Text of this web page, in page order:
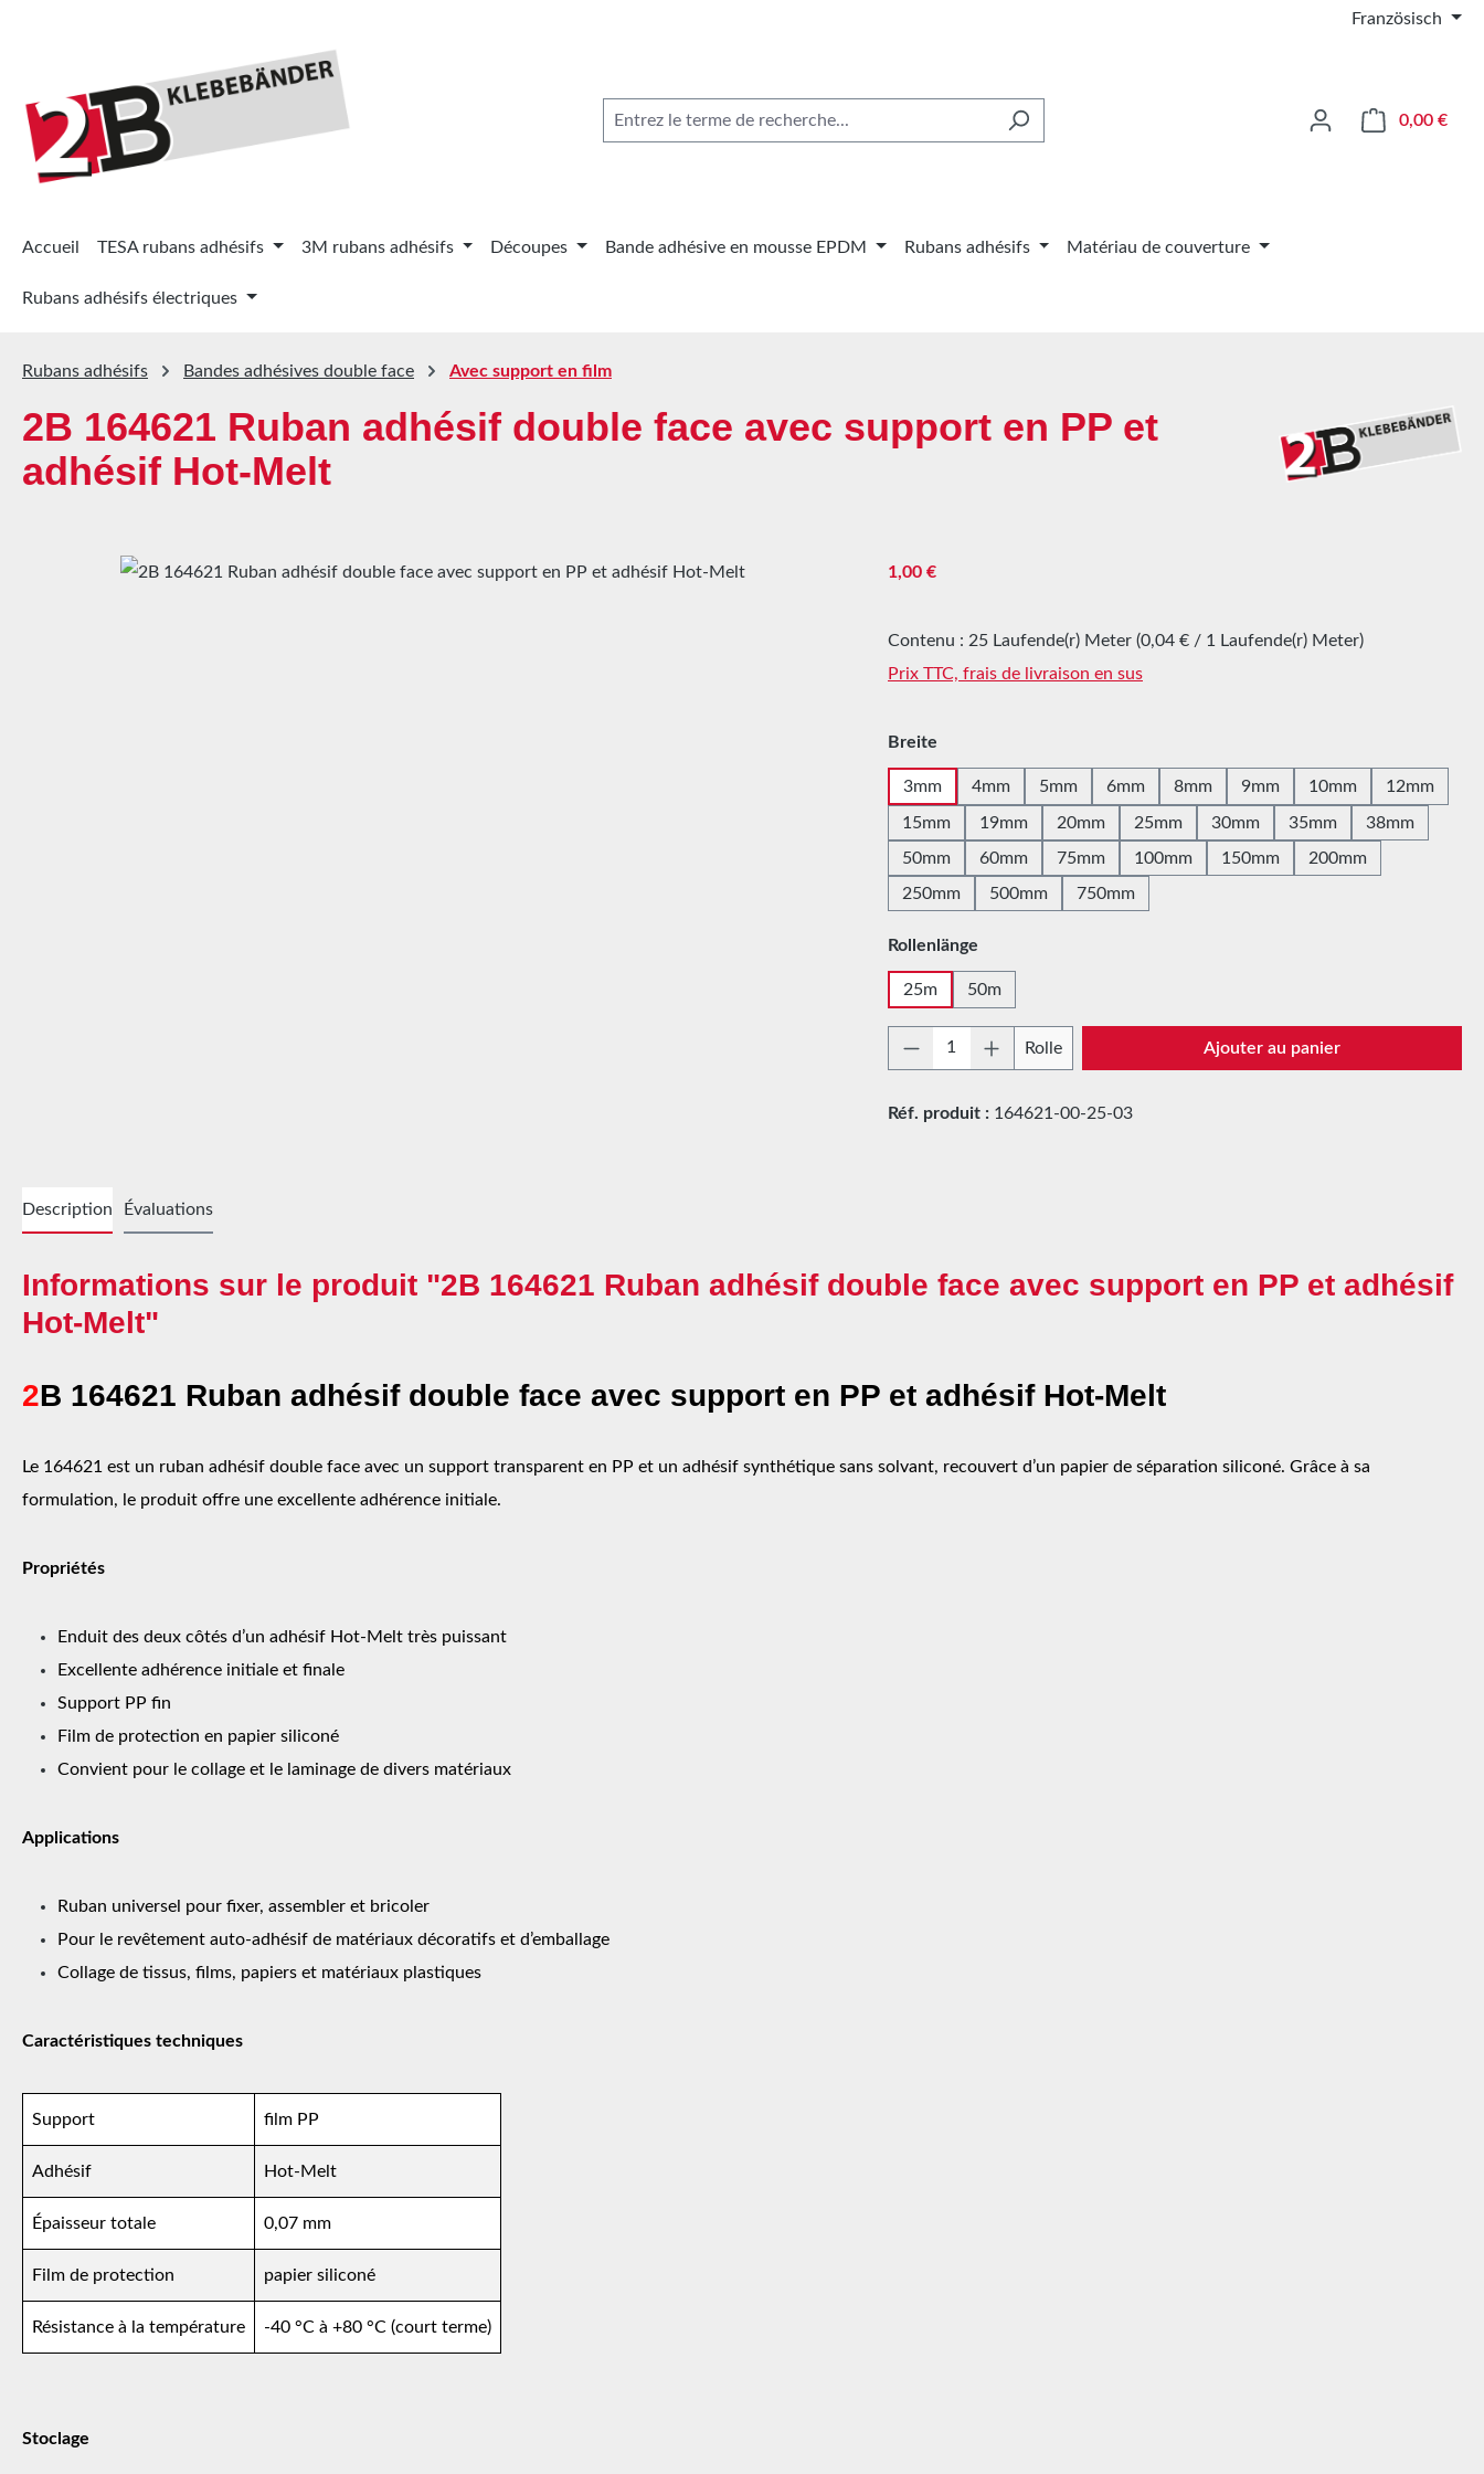
Französisch
0,00 €Le
Accueil TESA rubans adhésifs 3M rubans adhésifs Découpes Bande adhésive en mousse EPDM Rubans adhésifs Matériau de couverture
Rubans adhésifs électriques
Rubans adhésifs Bandes adhésives double face Avec support en film
2B 164621 Ruban adhésif double face avec support en PP et
adhésif Hot-Melt
Ignorer la galerie d'images Prix régulier :
1,00 €
Contenu : 25 Laufende(r) Meter (0,04 € / 1 Laufende(r) Meter)
Prix TTC, frais de livraison en sus
Sélectionnez
Breite
3mm 4mm 5mm 6mm 8mm 9mm 10mm 12mm
15mm 19mm 20mm 25mm 30mm 35mm
38mm
50mm
60mm 75mm 100mm 150mm
200mm
250mm
500mm 750mm
Sélectionnez
Rollenlänge
25m 50m
Quantité de produit : Entrez la quantité
Rolle Ajouter au panier
Réf. produit : 164621-00-25-03
Description Évaluations
Informations sur le produit "2B 164621 Ruban adhésif double face avec support en PP et adhésif
Hot-Melt"
2B 164621 Ruban adhésif double face avec support en PP et adhésif Hot-Melt
Le 164621 est un ruban adhésif double face avec un support transparent en PP et un adhésif synthétique sans solvant, recouvert d’un papier de séparation siliconé. Grâce à sa
formulation, le produit offre une excellente adhérence initiale.
Propriétés
Enduit des deux côtés d’un adhésif Hot-Melt très puissant
Excellente adhérence initiale et finale
Support PP fin
Film de protection en papier siliconé
Convient pour le collage et le laminage de divers matériaux
Applications
Ruban universel pour fixer, assembler et bricoler
Pour le revêtement auto-adhésif de matériaux décoratifs et d’emballage
Collage de tissus, films, papiers et matériaux plastiques
Caractéristiques techniques
Support film PP
Adhésif Hot-Melt
Épaisseur totale 0,07 mm
Film de protection papier siliconé
Résistance à la température -40 °C à +80 °C (court terme)
Stoclage